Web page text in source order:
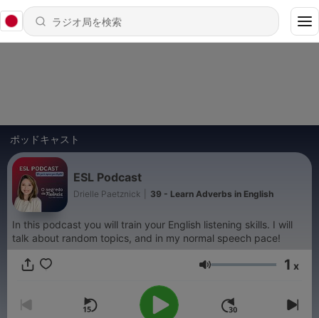
ポッドキャスト
ESL Podcast
Drielle Paetznick 39 - Learn Adverbs in English
In this podcast you will train your English listening skills. I will
talk about random topics, and in my normal speech pace!
音量 1 x